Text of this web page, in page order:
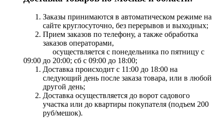
Заказы принимаются в автоматическом режиме на
сайте круглосуточно, без перерывов и выходных;
Прием заказов по телефону, а также обработка
заказов операторами,
осуществляется с понедельника по пятницу с
09:00 до 20:00; сб с 09:00 до 18:00;
Доставка происходит с 11:00 до 18:00 на
следующий день после заказа товара, или в любой
другой день;
Доставка осуществляется до ворот садового
участка или до квартиры покупателя (подъем 200
руб/мешок).